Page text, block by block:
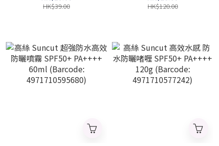
HK$39.00
3614273636353)
HK$120.00